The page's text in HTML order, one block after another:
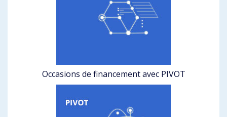
Occasions de financement avec PIVOT